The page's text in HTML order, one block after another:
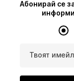
Абонирай се
Твоят